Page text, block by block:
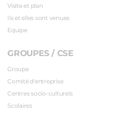
Visite et plan
Ils et elles sont venues
Equipe
GROUPES / CSE
Groupe
Comité d'entreprise
Centres socio-culturels
Scolaires